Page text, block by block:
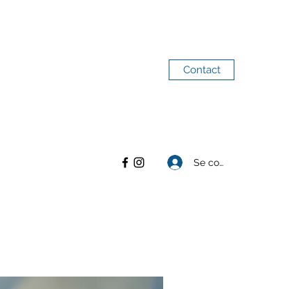
Contact
Se connecter